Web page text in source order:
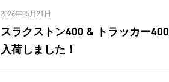
2026年05月21日
スラクストン400 & トラッカー400
入荷しました！